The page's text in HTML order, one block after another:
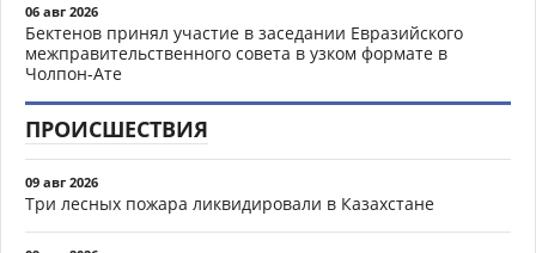
06 авг 2026
Бектенов принял участие в заседании Евразийского
межправительственного совета в узком формате в
Чолпон-Ате
ПРОИСШЕСТВИЯ
09 авг 2026
Три лесных пожара ликвидировали в Казахстане